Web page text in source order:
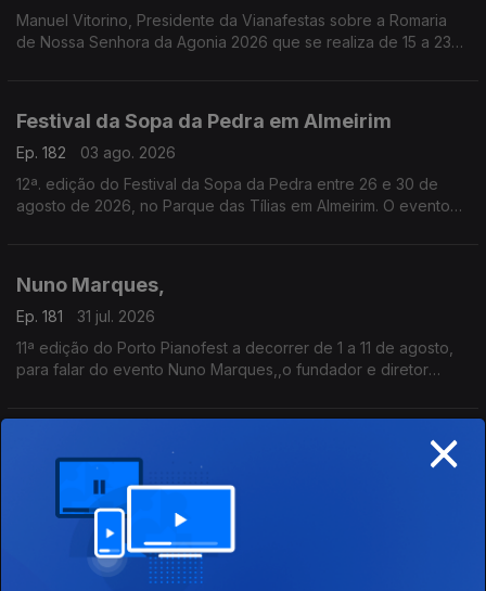
Manuel Vitorino, Presidente da Vianafestas sobre a Romaria
de Nossa Senhora da Agonia 2026 que se realiza de 15 a 23
Festival da Sopa da Pedra em Almeirim
Ep. 182
03 ago. 2026
12ª. edição do Festival da Sopa da Pedra entre 26 e 30 de
agosto de 2026, no Parque das Tílias em Almeirim. O evento
O grão-confrade Luís Manso da Confraria Gastronómica de
Almeirim fala sobre este símbolo da gastronomia.
Nuno Marques,
Ep. 181
31 jul. 2026
11ª edição do Porto Pianofest a decorrer de 1 a 11 de agosto,
para falar do evento Nuno Marques,,o fundador e diretor
30 jul. 2026
Ana Ferro, Ceo & Founder para nos falar da1ª edição do Wine
Sunset by the Sea, pelo Vinhos a Descobrir, que decorrerá no
dia 1 de agosto na Figueira da Foz.
×